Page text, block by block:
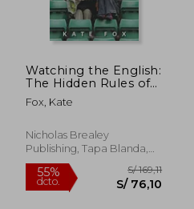
dcto.
Watching the English:
The Hidden Rules of
English Behavior (en
Inglés)
Fox, Kate
Nicholas Brealey
Publishing, Tapa Blanda,
Nuevo